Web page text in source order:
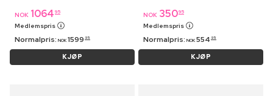
NOK 1064 95
Medlemspris
Normalpris: NOK 1599 95
KJØP
NOK 35095
Medlemspris
Normalpris: NOK 554 95
KJØP